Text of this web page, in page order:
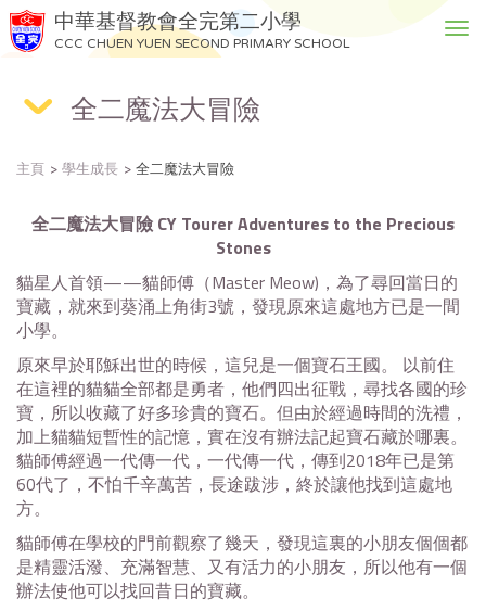
中華基督教會全完第二小學
CCC CHUEN YUEN SECOND PRIMARY SCHOOL
T
a
t
n
全二魔法大冒險
主頁 學生成長 全二魔法大冒險
全二魔法大冒險 CY Tourer Adventures to the Precious
Stones
貓星人首領——貓師傅（Master Meow)，為了尋回當日的
寶藏，就來到葵涌上角街3號，發現原來這處地方已是一間
小學。
原來早於耶穌出世的時候，這兒是一個寶石王國。 以前住
在這裡的貓貓全部都是勇者，他們四出征戰，尋找各國的珍
寶，所以收藏了好多珍貴的寶石。但由於經過時間的洗禮，
加上貓貓短暫性的記憶，實在沒有辦法記起寶石藏於哪裏。
貓師傅經過一代傳一代，一代傳一代，傳到2018年已是第
60代了，不怕千辛萬苦，長途跋涉，終於讓他找到這處地
方。
貓師傅在學校的門前觀察了幾天，發現這裏的小朋友個個都
是精靈活潑、充滿智慧、又有活力的小朋友，所以他有一個
辦法使他可以找回昔日的寶藏。